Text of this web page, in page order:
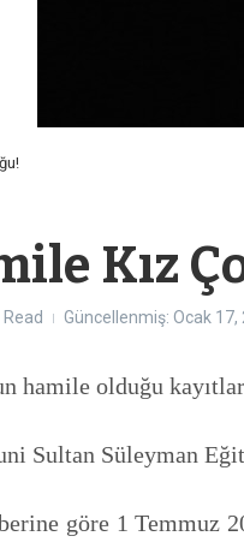
Kız
Güncellenmiş: Ocak 17,
hamile olduğu
Sultan Süleyman
göre 1 Temmuz